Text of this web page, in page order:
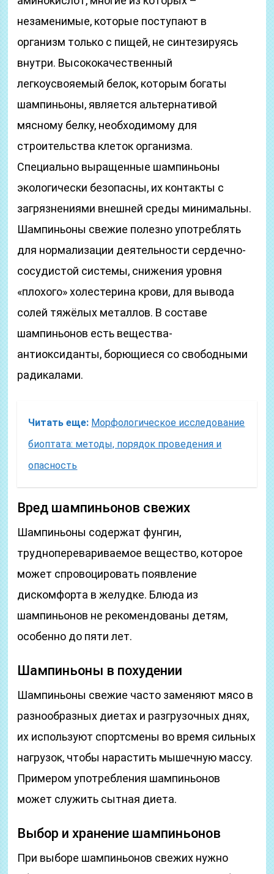
незаменимые, которые поступают в
организм только с пищей, не синтезируясь
внутри. Высококачественный
легкоусвояемый белок, которым богаты
шампиньоны, является альтернативой
мясному белку, необходимому для
строительства клеток организма.
Специально выращенные шампиньоны
экологически безопасны, их контакты с
загрязнениями внешней среды минимальны.
Шампиньоны свежие полезно употреблять
для нормализации деятельности сердечно-
сосудистой системы, снижения уровня
«плохого» холестерина крови, для вывода
солей тяжёлых металлов. В составе
шампиньонов есть вещества-
антиоксиданты, борющиеся со свободными
радикалами.
Читать еще: Морфологическое исследование
биоптата: методы, порядок проведения и
опасность
Вред шампиньонов свежих
Шампиньоны содержат фунгин,
трудноперевариваемое вещество, которое
может спровоцировать появление
дискомфорта в желудке. Блюда из
шампиньонов не рекомендованы детям,
особенно до пяти лет.
Шампиньоны в похудении
Шампиньоны свежие часто заменяют мясо в
разнообразных диетах и разгрузочных днях,
их используют спортсмены во время сильных
нагрузок, чтобы нарастить мышечную массу.
Примером употребления шампиньонов
может служить сытная диета.
Выбор и хранение шампиньонов
При выборе шампиньонов свежих нужно